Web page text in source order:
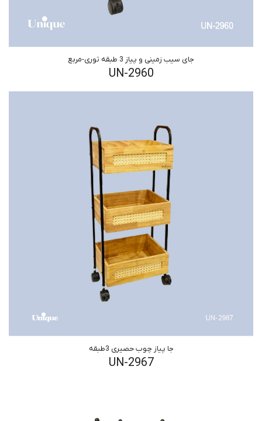
جای سیب زمینی و پیاز 3 طبقه توری-مربع
UN-2960
جا پیاز چوب حصیری 3طبقه
UN-2967